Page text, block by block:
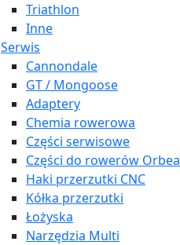
Triathlon
Inne
Serwis
Cannondale
GT / Mongoose
Adaptery
Chemia rowerowa
Części serwisowe
Części do rowerów Orbea
Haki przerzutki CNC
Kółka przerzutki
Łożyska
Narzędzia Multi